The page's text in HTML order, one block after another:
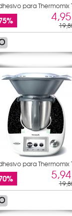
para Thermomix
para Thermomix